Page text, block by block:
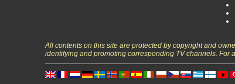
All contents on this site are protected by copyright and
identifying and promoting corresponding TV channels. For